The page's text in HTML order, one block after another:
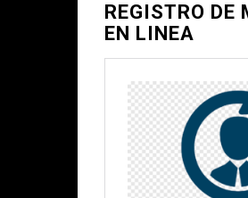
REGISTRO DE
EN LINEA